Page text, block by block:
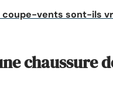
coupe-vents sont-ils
chaussure